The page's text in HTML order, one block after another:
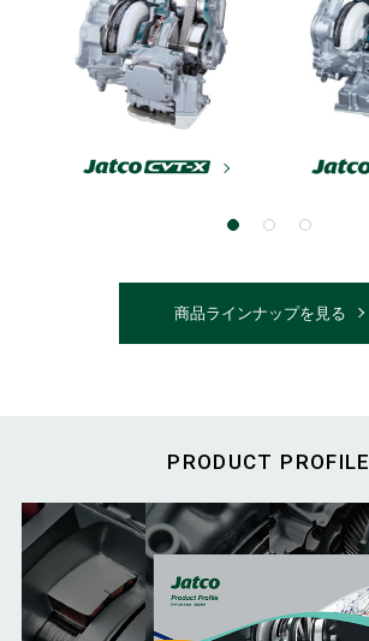
商品ラインナップを見る
PRODUCT PROFILE